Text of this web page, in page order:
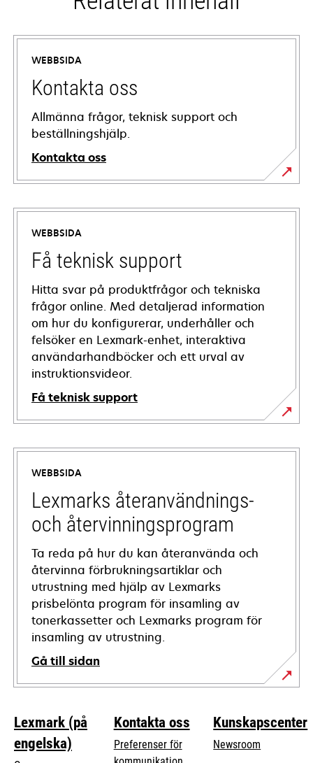
WEBBSIDA
Kontakta oss
Allmänna frågor, teknisk support och
beställningshjälp.
Kontakta oss
WEBBSIDA
Få teknisk support
Hitta svar på produktfrågor och tekniska
frågor online. Med detaljerad information
om hur du konfigurerar, underhåller och
felsöker en Lexmark-enhet, interaktiva
användarhandböcker och ett urval av
instruktionsvideor.
Få teknisk support
opens
in
new
tab
WEBBSIDA
Lexmarks återanvändnings-
och återvinningsprogram
Ta reda på hur du kan återanvända och
återvinna förbrukningsartiklar och
utrustning med hjälp av Lexmarks
prisbelönta program för insamling av
tonerkassetter och Lexmarks program för
insamling av utrustning.
Gå till sidan
Lexmark (på
engelska)
Kontakta oss
Preferenser för
Kunskapscenter
Newsroom